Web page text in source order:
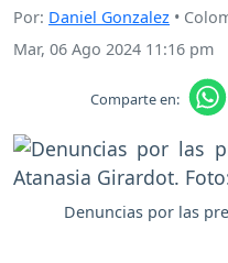
Por: Daniel Gonzalez •
Mar, 06 Ago 2024 11:16 pm
Comparte en:
Denuncias por las